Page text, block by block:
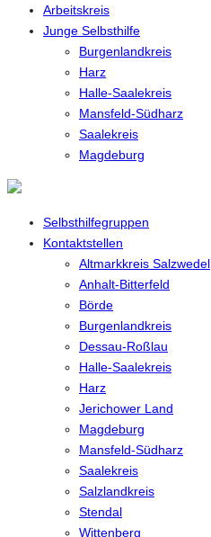
Arbeitskreis
Junge Selbsthilfe
Burgenlandkreis
Harz
Halle-Saalekreis
Mansfeld-Südharz
Saalekreis
Magdeburg
Selbsthilfegruppen
Kontaktstellen
Altmarkkreis Salzwedel
Anhalt-Bitterfeld
Börde
Burgenlandkreis
Dessau-Roßlau
Halle-Saalekreis
Harz
Jerichower Land
Magdeburg
Mansfeld-Südharz
Saalekreis
Salzlandkreis
Stendal
Wittenberg